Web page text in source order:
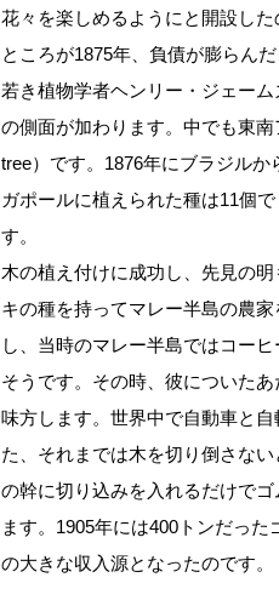
花々を楽しめるようにと開設した
ところが1875年、負債が膨らん
若き植物学者ヘンリー・ジェー
の側面が加わります。中でも東
tree）です。1876年にブラジル
ガポールに植えられた種は11個
す。
木の植え付けに成功し、先見の
キの種を持ってマレー半島の農
し、当時のマレー半島ではコー
そうです。その時、彼についた
味方します。世界中で自動車と
た、それまでは木を切り倒さな
の幹に切り込みを入れるだけで
ます。1905年には400トンだっ
の大きな収入源となったのです。